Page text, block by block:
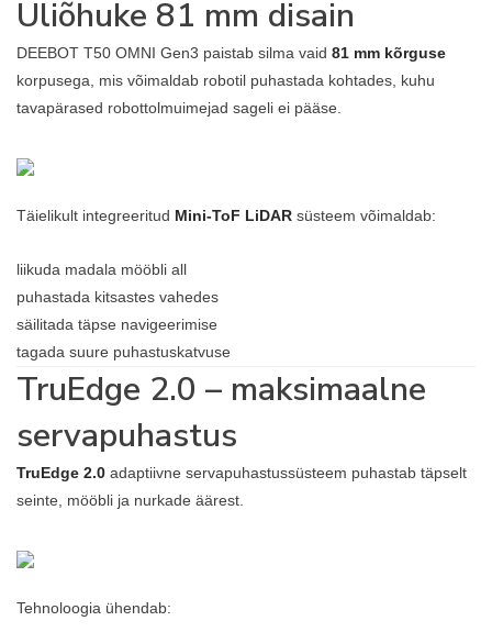
Üliõhuke 81 mm disain
DEEBOT T50 OMNI Gen3 paistab silma vaid 81 mm kõrguse
korpusega, mis võimaldab robotil puhastada kohtades, kuhu
tavapärased robottolmuimejad sageli ei pääse.
Täielikult integreeritud Mini-ToF LiDAR süsteem võimaldab:
liikuda madala mööbli all
puhastada kitsastes vahedes
säilitada täpse navigeerimise
tagada suure puhastuskatvuse
TruEdge 2.0 – maksimaalne
servapuhastus
TruEdge 2.0 adaptiivne servapuhastussüsteem puhastab täpselt
seinte, mööbli ja nurkade äärest.
Tehnoloogia ühendab: